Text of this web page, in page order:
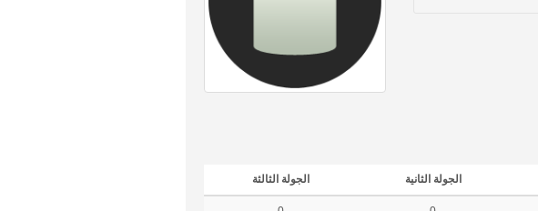
الجولة الثانية الجولة الثالثة